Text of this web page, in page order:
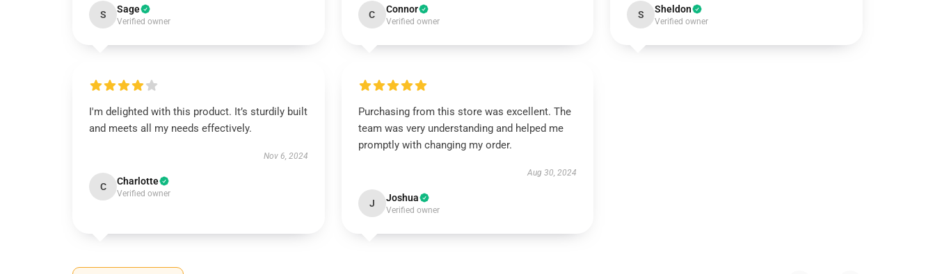
S Sage
Verified owner
C Connor
Verified owner
S Sheldon
Verified owner
I'm delighted with this product. It’s sturdily built
and meets all my needs effectively.
Nov 6, 2024
C Charlotte
Verified owner
Purchasing from this store was excellent. The
team was very understanding and helped me
promptly with changing my order.
Aug 30, 2024
J Joshua
Verified owner